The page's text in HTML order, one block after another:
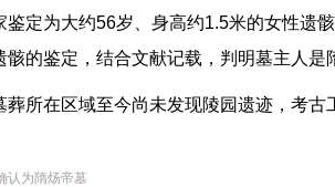
鉴定为大约56岁、身高约1.5米的女性遗
骸的鉴定，结合文献记载，判明墓主
葬所在区域至今尚未发现陵园遗迹，考古
认为隋炀帝墓